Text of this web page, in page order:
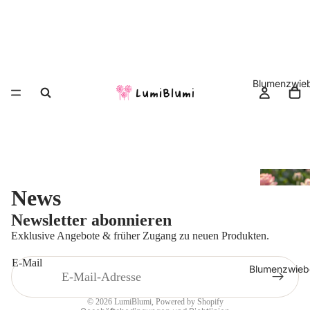
News
Newsletter abonnieren
Exklusive Angebote & früher Zugang zu neuen Produkten.
E-Mail
© 2026 LumiBlumi, Powered by Shopify
Datenschutzerklärung
Widerrufsrecht
Impressum